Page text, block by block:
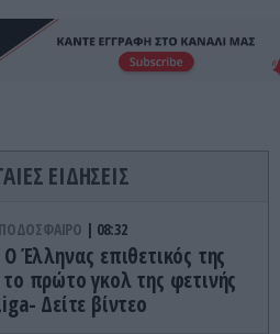
ΕΙΔΗΣΕΙΣ
08:32
Έλληνας επιθετικός της
πρώτο γκολ της φετινής
Δείτε βίντεο